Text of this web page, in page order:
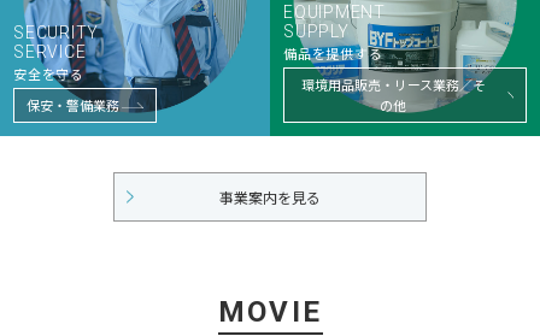
SECURITY
SERVICE
安全を守る
保安・警備業務
EQUIPMENT
SUPPLY
備品を提供する
環境用品販売・リース業務／そ
の他
事業案内を見る
MOVIE